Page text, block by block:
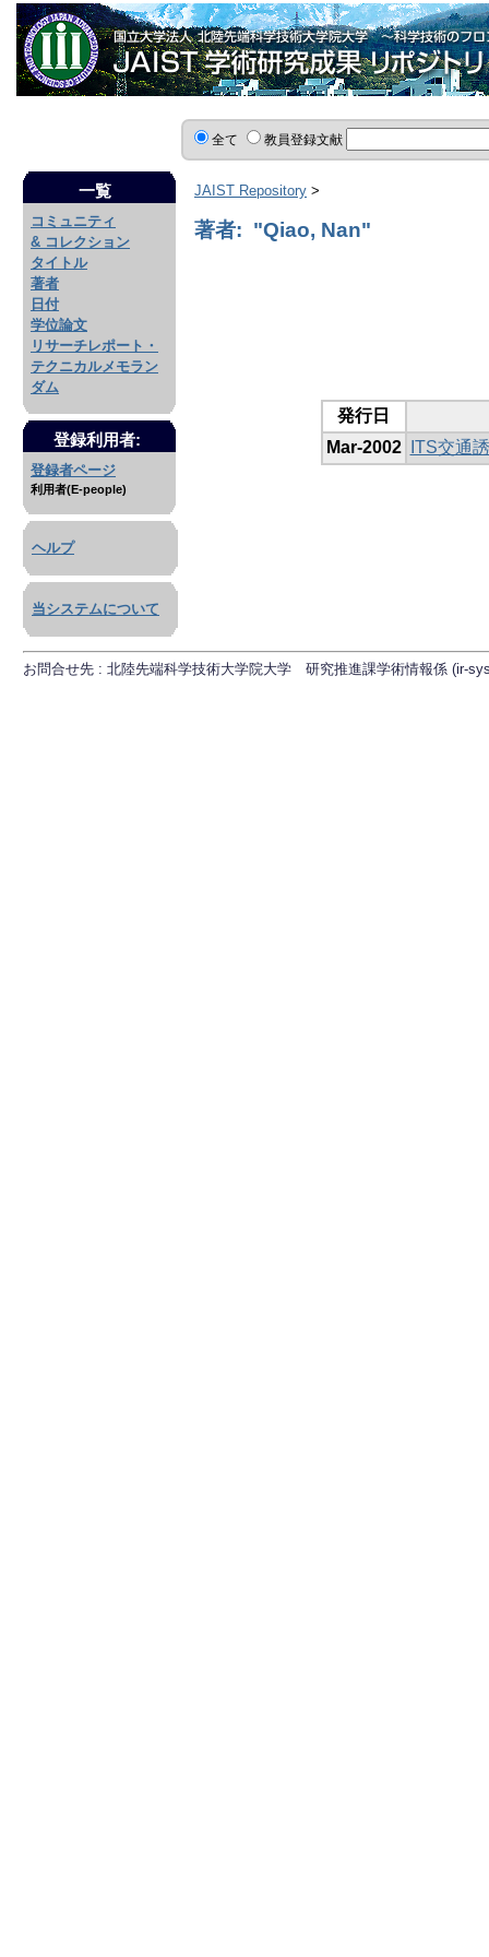
全て 教員登録文献
一覧
コミュニティ
& コレクション
タイトル
著者
日付
学位論文
リサーチレポート・
テクニカルメモラン
ダム
登録利用者:
登録者ページ
利用者(E-people)
ヘルプ
当システムについて
JAIST Repository >
著者: "Qiao, Nan"
発行日
Mar-2002
ITS交通
お問合せ先 : 北陸先端科学技術大学院大学 研究推進課学術情報係 (ir-